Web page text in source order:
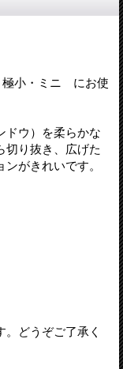
極小・ミニ にお使
ドウ）を柔らかな
切り抜き、広げた
がきれいです。
。どうぞご了承く